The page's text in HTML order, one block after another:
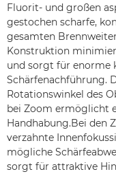
Fluorit- und großen
gestochen scharfe,
gesamten
Konstruktion
und sorgt für enorme
Schärfenachführung.
Rotationswinkel des
bei Zoom ermöglicht
Handhabung.Bei den
verzahnte
mögliche
sorgt für attraktive